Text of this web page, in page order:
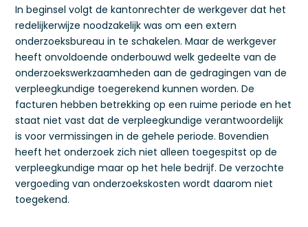
In beginsel volgt de kantonrechter de werkgever dat het
redelijkerwijze noodzakelijk was om een extern
onderzoeksbureau in te schakelen. Maar de werkgever
heeft onvoldoende onderbouwd welk gedeelte van de
onderzoekswerkzaamheden aan de gedragingen van de
verpleegkundige toegerekend kunnen worden. De
facturen hebben betrekking op een ruime periode en het
staat niet vast dat de verpleegkundige verantwoordelijk
is voor vermissingen in de gehele periode. Bovendien
heeft het onderzoek zich niet alleen toegespitst op de
verpleegkundige maar op het hele bedrijf. De verzochte
vergoeding van onderzoekskosten wordt daarom niet
toegekend.